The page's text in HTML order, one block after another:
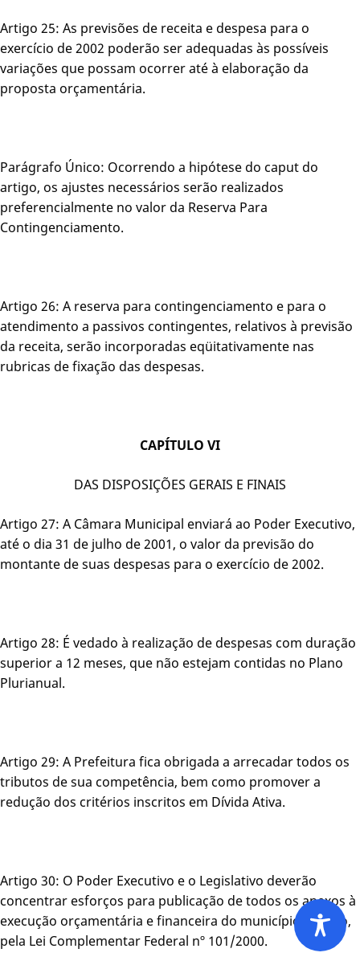
Artigo 25: As previsões de receita e despesa para o
exercício de 2002 poderão ser adequadas às possíveis
variações que possam ocorrer até à elaboração da
proposta orçamentária.
Parágrafo Único: Ocorrendo a hipótese do caput do
artigo, os ajustes necessários serão realizados
preferencialmente no valor da Reserva Para
Contingenciamento.
Artigo 26: A reserva para contingenciamento e para o
atendimento a passivos contingentes, relativos à previsão
da receita, serão incorporadas eqüitativamente nas
rubricas de fixação das despesas.
CAPÍTULO VI
DAS DISPOSIÇÕES GERAIS E FINAIS
Artigo 27: A Câmara Municipal enviará ao Poder Executivo,
até o dia 31 de julho de 2001, o valor da previsão do
montante de suas despesas para o exercício de 2002.
Artigo 28: É vedado à realização de despesas com duração
superior a 12 meses, que não estejam contidas no Plano
Plurianual.
Artigo 29: A Prefeitura fica obrigada a arrecadar todos os
tributos de sua competência, bem como promover a
redução dos critérios inscritos em Dívida Ativa.
Artigo 30: O Poder Executivo e o Legislativo deverão
concentrar esforços para publicação de todos os anexos à
execução orçamentária e financeira do município exigido,
pela Lei Complementar Federal nº 101/2000.